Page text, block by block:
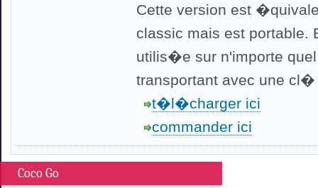
Cette version est
classic mais est portable.
utilis�e sur n'importe
transportant avec une cl�
t�l�charger ici
commander ici
Coco Go